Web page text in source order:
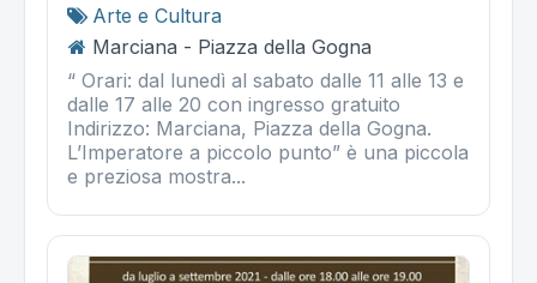
Arte e Cultura
Marciana - Piazza della Gogna
“ Orari: dal lunedì al sabato dalle 11 alle 13 e
dalle 17 alle 20 con ingresso gratuito
Indirizzo: Marciana, Piazza della Gogna.
L’Imperatore a piccolo punto” è una piccola
e preziosa mostra...